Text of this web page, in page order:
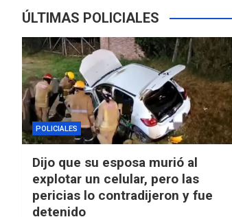
ÚLTIMAS POLICIALES
POLICIALES
Dijo que su esposa murió al
explotar un celular, pero las
pericias lo contradijeron y fue
detenido